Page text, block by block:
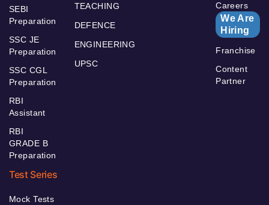
SEBI
Preparation
SSC JE
Preparation
SSC CGL
Preparation
RBI
Assistant
RBI
GRADE B
Preparation
TEACHING
DEFENCE
ENGINEERING
UPSC
Careers
We Are
Hiring
Franchise
Content
Partner
Test Series
Mock Tests